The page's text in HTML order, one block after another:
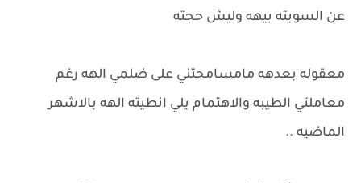
عن السويته بيهه وليش حجته
معقوله بعدهه مامسامحتني على ضلمي الهه رغم
معاملتي الطيبه والاهتمام يلي انطيته الهه بالاشهر
الماضيه ..